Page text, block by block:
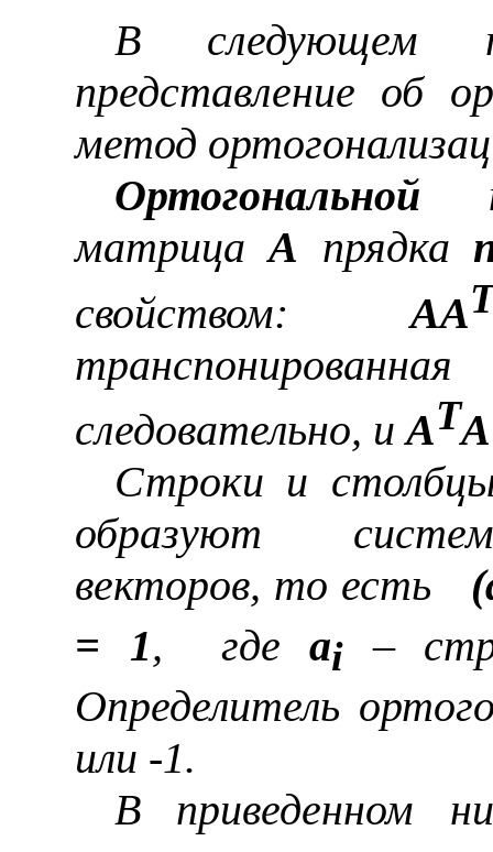
В следующем
представление об
метод
Ортогональной
матрицаA прядка
свойством:
AA
следовательно, иATA
Строки и
образуют
векторов, то есть
(
= 1, гдеai –
Определитель
или -1.
В приведенном